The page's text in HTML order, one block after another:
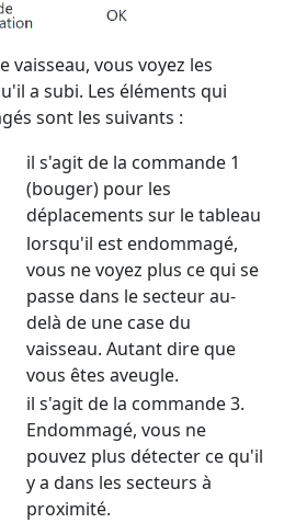
vaisseau, vous voyez les
a subi. Les éléments qui
sont les suivants :
il s'agit de la commande 1
(bouger) pour les
déplacements sur le tableau
lorsqu'il est endommagé,
vous ne voyez plus ce qui se
passe dans le secteur au-
delà de une case du
vaisseau. Autant dire que
vous êtes aveugle.
il s'agit de la commande 3.
Endommagé, vous ne
pouvez plus détecter ce qu'il
y a dans les secteurs à
proximité.